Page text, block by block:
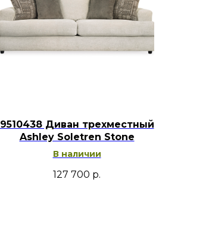
9510438 Диван трехместный
Ashley Soletren Stone
В наличии
127 700 р.